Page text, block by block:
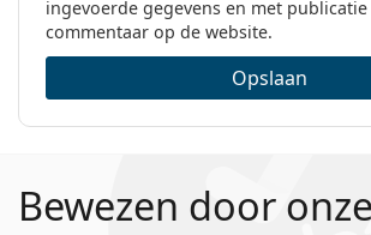
Lenjoy 1 Day Air+
een mogelijk alternatief
MyDay daily disposable
DAILIES Total 1
ingevoerde gegevens en met
commentaar op de website.
Opslaan
Bewezen door